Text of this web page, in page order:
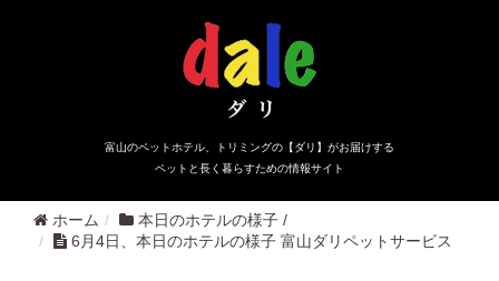
富山のペットホテル、トリミングの【ダリ】がお届けする
ペットと長く暮らすための情報サイト
ホーム 本日のホテルの様子 /
6月4日、本日のホテルの様子 富山ダリペットサービス